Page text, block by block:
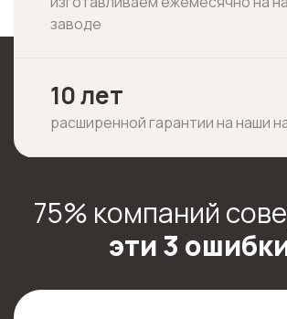
заводе
10 лет
расширенной гарантии на наши
75% компаний
эти 3